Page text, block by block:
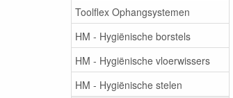
Toolflex Ophangsystemen
HM - Hygiënische borstels
HM - Hygiënische vloerwissers
HM - Hygiënische stelen